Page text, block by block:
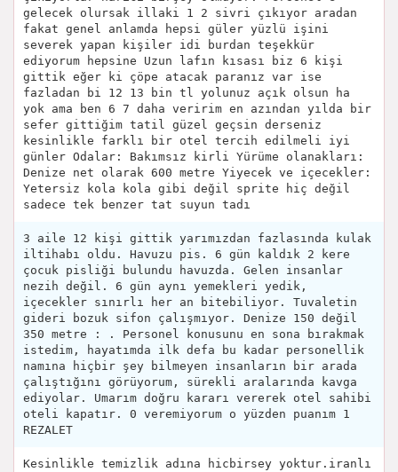
gelecek olursak illaki 1 2 sivri çıkıyor aradan
fakat genel anlamda hepsi güler yüzlü işini
severek yapan kişiler idi burdan teşekkür
ediyorum hepsine Uzun lafın kısası biz 6 kişi
gittik eğer ki çöpe atacak paranız var ise
fazladan bi 12 13 bin tl yolunuz açık olsun ha
yok ama ben 6 7 daha veririm en azından yılda bir
sefer gittiğim tatil güzel geçsin derseniz
kesinlikle farklı bir otel tercih edilmeli iyi
günler Odalar: Bakımsız kirli Yürüme olanakları:
Denize net olarak 600 metre Yiyecek ve içecekler:
Yetersiz kola kola gibi değil sprite hiç değil
sadece tek benzer tat suyun tadı
3 aile 12 kişi gittik yarımızdan fazlasında kulak
iltihabı oldu. Havuzu pis. 6 gün kaldık 2 kere
çocuk pisliği bulundu havuzda. Gelen insanlar
nezih değil. 6 gün aynı yemekleri yedik,
içecekler sınırlı her an bitebiliyor. Tuvaletin
gideri bozuk sifon çalışmıyor. Denize 150 değil
350 metre : . Personel konusunu en sona bırakmak
istedim, hayatımda ilk defa bu kadar personellik
namına hiçbir şey bilmeyen insanların bir arada
çalıştığını görüyorum, sürekli aralarında kavga
ediyolar. Umarım doğru kararı vererek otel sahibi
oteli kapatır. 0 veremiyorum o yüzden puanım 1
REZALET
Kesinlikle temizlik adına hicbirsey yoktur.iranlı